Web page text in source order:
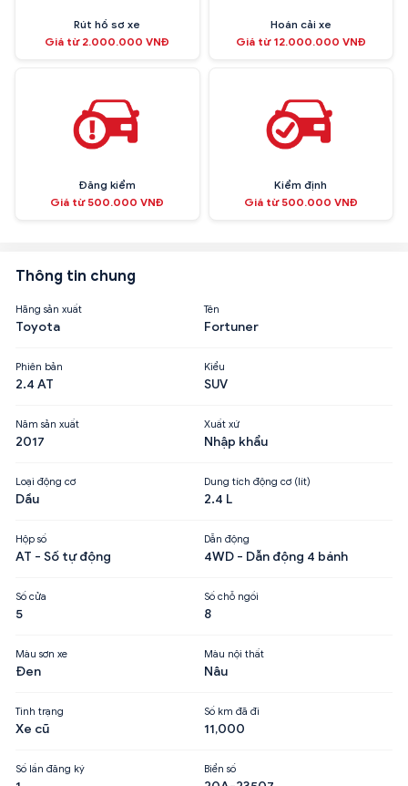
Rút hồ sơ xe
Giá từ 2.000.000 VNĐ
Hoán cải xe
Giá từ 12.000.000 VNĐ
Đăng kiểm
Giá từ 500.000 VNĐ
Kiểm định
Giá từ 500.000 VNĐ
Thông tin chung
Hãng sản xuất
Toyota
Tên
Fortuner
Phiên bản
2.4 AT
Kiểu
SUV
Năm sản xuất
2017
Xuất xứ
Nhập khẩu
Loại động cơ
Dầu
Dung tích động cơ (lít)
2.4 L
Hộp số
AT - Số tự động
Dẫn động
4WD - Dẫn động 4 bánh
Số cửa
5
Số chỗ ngồi
8
Màu sơn xe
Đen
Màu nội thất
Nâu
Tình trạng
Xe cũ
Số km đã đi
11,000
Số lần đăng ký Biển số